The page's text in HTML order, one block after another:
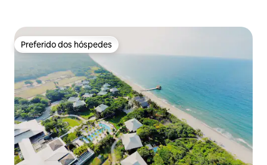
Preferido dos hóspedes
Preferido dos hóspedes